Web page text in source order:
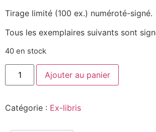
Tirage limité (100 ex.) numéroté-signé.
Tous les exemplaires suivants sont
40 en stock
Ajouter au panier
Catégorie : Ex-libris